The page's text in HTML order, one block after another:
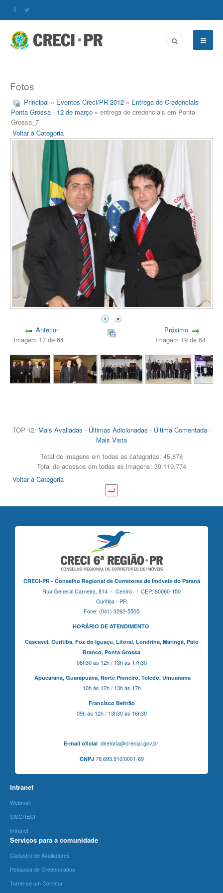
Fotos
Principal » Eventos Creci/PR 2012 » Entrega de Credenciais
Ponta Grossa - 12 de março » entrega de credenciais em Ponta
Grossa_7
Voltar à Categoria
Anterior
Imagem 17 de 64
Próximo
Imagem 19 de 64
TOP 12: Mais Avaliadas - Últimas Adicionadas - Última Comentada-
Mais Vista
Total de imagens em todas as categorias: 45,878
Total de acessos em todas as imagens: 39,119,774
Voltar à Categoria
CRECI-PR - Conselho Regional de Corretores de Imóveis do Paraná
Rua General Carneiro, 814 - Centro | CEP: 80060-150
Curitiba - PR
Fone: (041) 3262-5505
HORÁRIO DE ATENDIMENTO
Cascavel, Curitiba,Foz do Iguaçu, Litoral, Londrina, Maringá, Pato
Branco, Ponta Grossa
08h30 às 12h / 13h às 17h30
Apucarana, Guarapuava, Norte Pioneiro, Toledo, Umuarama
10h às 12h / 13h às 17h
Francisco Beltrão
09h às 12h / 13h30 às 16h30
E-mail oficialdiretoria@crecipr.gov.br
CNPJ76.693.910/0001-69
Intranet
Webmail
SISCRECI
Intranet
Serviços para a comunidade
Cadastro de Avaliadores
Pesquisa de Credenciados
Torne-se um Corretor